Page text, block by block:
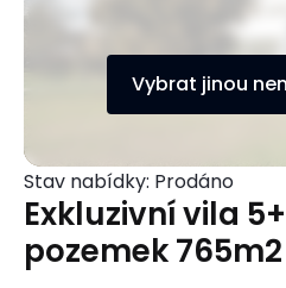
Vybrat jinou
Stav nabídky: Prodáno
Exkluzivní vila
pozemek 765m2